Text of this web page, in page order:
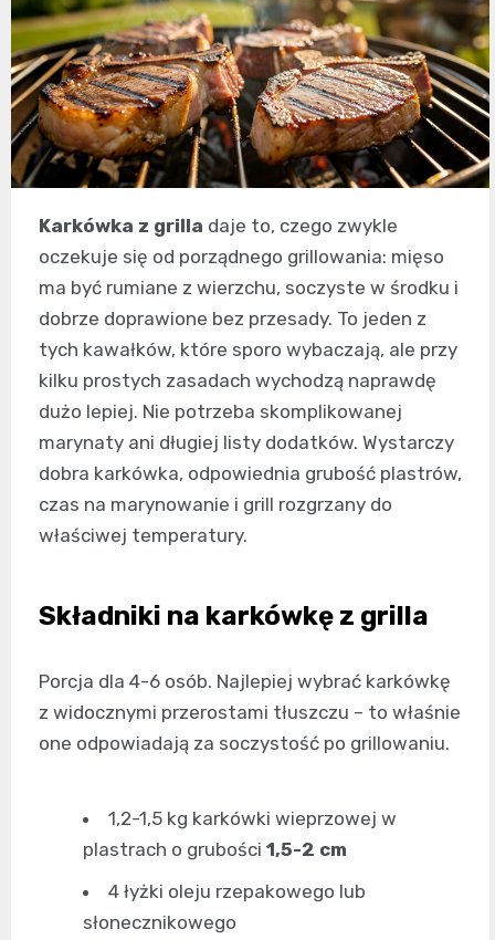
Karkówka z grilla daje to, czego zwykle
oczekuje się od porządnego grillowania: mięso
ma być rumiane z wierzchu, soczyste w środku i
dobrze doprawione bez przesady. To jeden z
tych kawałków, które sporo wybaczają, ale przy
kilku prostych zasadach wychodzą naprawdę
dużo lepiej. Nie potrzeba skomplikowanej
marynaty ani długiej listy dodatków. Wystarczy
dobra karkówka, odpowiednia grubość plastrów,
czas na marynowanie i grill rozgrzany do
właściwej temperatury.
Składniki na karkówkę z grilla
Porcja dla 4-6 osób. Najlepiej wybrać karkówkę
z widocznymi przerostami tłuszczu – to właśnie
one odpowiadają za soczystość po grillowaniu.
1,2-1,5 kg karkówki wieprzowej w
plastrach o grubości 1,5-2 cm
4 łyżki oleju rzepakowego lub
słonecznikowego